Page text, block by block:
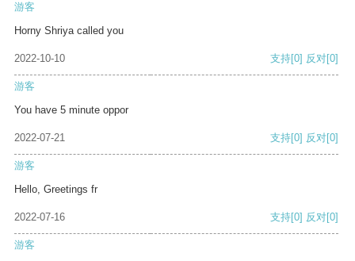
游客
Horny Shriya called you
2022-10-10 支持[0] 反对[0]
游客
You have 5 minute oppor
2022-07-21 支持[0] 反对[0]
游客
Hello, Greetings fr
2022-07-16 支持[0] 反对[0]
游客